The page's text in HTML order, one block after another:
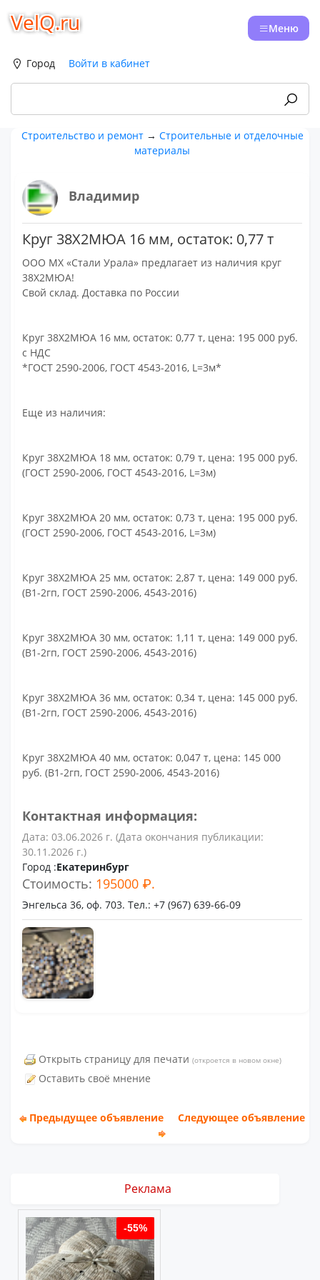
VelQ.ru Меню
Город Войти в кабинет
Строительство и ремонт→ Строительные и отделочные
материалы
Владимир
Круг 38Х2МЮА 16 мм, остаток: 0,77 т
ООО МХ «Стали Урала» предлагает из наличия круг
38Х2МЮА!
Свой склад. Доставка по России
Круг 38Х2МЮА 16 мм, остаток: 0,77 т, цена: 195 000 руб.
с НДС
*ГОСТ 2590-2006, ГОСТ 4543-2016, L=3м*
Еще из наличия:
Круг 38Х2МЮА 18 мм, остаток: 0,79 т, цена: 195 000 руб.
(ГОСТ 2590-2006, ГОСТ 4543-2016, L=3м)
Круг 38Х2МЮА 20 мм, остаток: 0,73 т, цена: 195 000 руб.
(ГОСТ 2590-2006, ГОСТ 4543-2016, L=3м)
Круг 38Х2МЮА 25 мм, остаток: 2,87 т, цена: 149 000 руб.
(В1-2гп, ГОСТ 2590-2006, 4543-2016)
Круг 38Х2МЮА 30 мм, остаток: 1,11 т, цена: 149 000 руб.
(В1-2гп, ГОСТ 2590-2006, 4543-2016)
Круг 38Х2МЮА 36 мм, остаток: 0,34 т, цена: 145 000 руб.
(В1-2гп, ГОСТ 2590-2006, 4543-2016)
Круг 38Х2МЮА 40 мм, остаток: 0,047 т, цена: 145 000
руб. (В1-2гп, ГОСТ 2590-2006, 4543-2016)
Контактная информация:
Дата: 03.06.2026 г. (Дата окончания публикации:
30.11.2026 г.)
Город :Екатеринбург
Стоимость: 195000 ₽.
Энгельса 36, оф. 703. Тел.: +7 (967) 639-66-09
Открыть страницу для печати (откроется в новом окне)
Оставить своё мнение
Предыдущее объявление Следующее объявление
Реклама
-55%